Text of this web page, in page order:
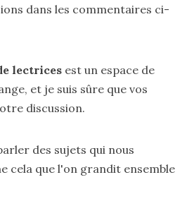
dans les commentaires ci-
lectrices est un espace de
et je suis sûre que vos
discussion.
des sujets qui nous
cela que l'on grandit ensemble